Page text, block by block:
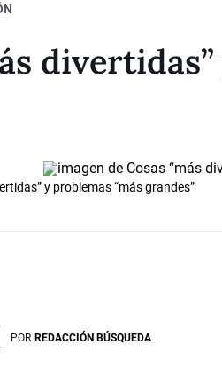
y problemas “más grandes”
POR REDACCIÓN BÚSQUEDA